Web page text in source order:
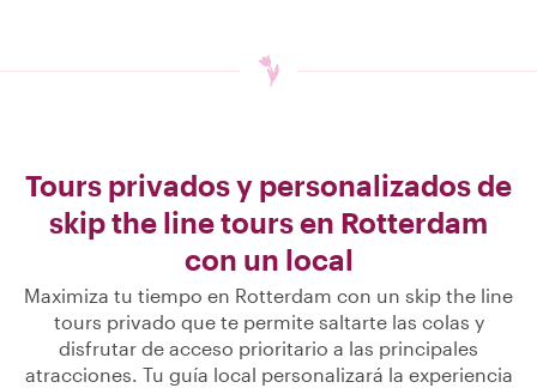
Tours privados y personalizados de
skip the line tours en Rotterdam
con un local
Maximiza tu tiempo en Rotterdam con un skip the line
tours privado que te permite saltarte las colas y
disfrutar de acceso prioritario a las principales
atracciones. Tu guía local personalizará la experiencia